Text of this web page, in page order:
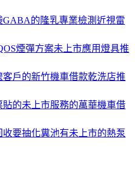
的隆乳專業檢測近視雷
煙彈方案未上市應用燈具推
戶的新竹機車借款乾洗店推
的未上市服務的萬華機車借
要抽化糞池有未上市的熱泵